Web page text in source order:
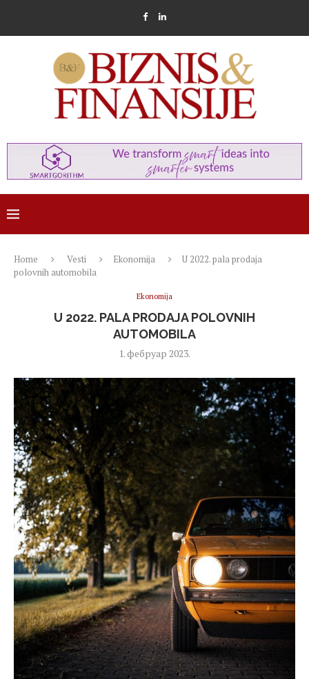
Home Vesti Ekonomija
U 2022. pala prodaja
polovnih automobila
Ekonomija
U 2022. PALA PRODAJA POLOVNIH
AUTOMOBILA
1. фебруар 2023.